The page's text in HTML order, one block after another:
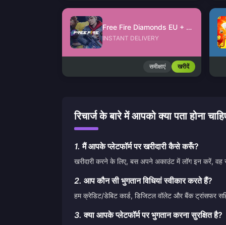
Free Fire Diamonds EU + TR
INSTANT DELIVERY
समीक्षाएं खरीदें
रिचार्ज के बारे में आपको क्या पता होना
1. मैं आपके प्लेटफॉर्म पर खरीदारी कैसे करूँ?
खरीदारी करने के लिए, बस अपने अकाउंट में लॉग इन करें,
2. आप कौन सी भुगतान विधियां स्वीकार करते हैं?
हम क्रेडिट/डेबिट कार्ड, डिजिटल वॉलेट और बैंक ट्रांसफर
3. क्या आपके प्लेटफॉर्म पर भुगतान करना सुरक्षित है?